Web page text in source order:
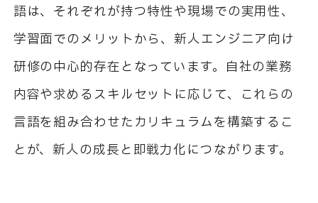
語は、それぞれが持つ特性や現場での実用性、
学習面でのメリットから、新人エンジニア向け
研修の中心的存在となっています。自社の業務
内容や求めるスキルセットに応じて、これらの
言語を組み合わせたカリキュラムを構築するこ
とが、新人の成長と即戦力化につながります。